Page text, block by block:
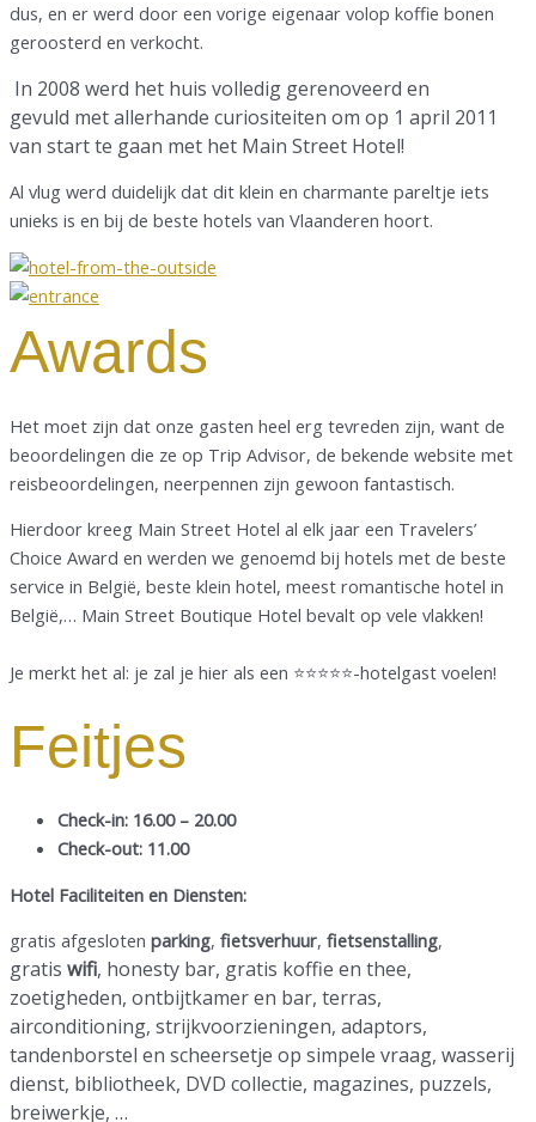
dus, en er werd door een vorige eigenaar volop koffie bonen
geroosterd en verkocht.
In 2008 werd het huis volledig gerenoveerd en
gevuld met allerhande curiositeiten om op 1 april 2011
van start te gaan met het Main Street Hotel!
Al vlug werd duidelijk dat dit klein en charmante pareltje iets
unieks is en bij de beste hotels van Vlaanderen hoort.
Awards
Het moet zijn dat onze gasten heel erg tevreden zijn, want de
beoordelingen die ze op Trip Advisor, de bekende website met
reisbeoordelingen, neerpennen zijn gewoon fantastisch.
Hierdoor kreeg Main Street Hotel al elk jaar een Travelers’
Choice Award en werden we genoemd bij hotels met de beste
service in België, beste klein hotel, meest romantische hotel in
België,… Main Street Boutique Hotel bevalt op vele vlakken!
Je merkt het al: je zal je hier als een ⭐⭐⭐⭐⭐-hotelgast voelen!
Feitjes
Check-in: 16.00 – 20.00
Check-out: 11.00
Hotel Faciliteiten en Diensten:
gratis afgesloten parking, fietsverhuur, fietsenstalling,
gratis wifi, honesty bar, gratis koffie en thee,
zoetigheden, ontbijtkamer en bar, terras,
airconditioning, strijkvoorzieningen, adaptors,
tandenborstel en scheersetje op simpele vraag, wasserij
dienst, bibliotheek, DVD collectie, magazines, puzzels,
breiwerkje, …